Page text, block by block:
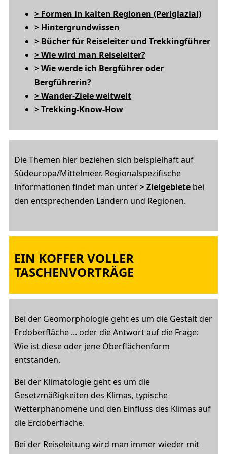
> Formen in kalten Regionen (Periglazial)
> Hintergrundwissen
> Bücher für Reiseleiter und Trekkingführer
> Wie wird man Reiseleiter?
> Wie werde ich Bergführer oder
Bergführerin?
> Wander-Ziele weltweit
> Trekking-Know-How
Die Themen hier beziehen sich beispielhaft auf
Südeuropa/Mittelmeer. Regionalspezifische
Informationen findet man unter> Zielgebiete bei
den entsprechenden Ländern und Regionen.
EIN KOFFER VOLLER
TASCHENVORTRÄGE
Bei der Geomorphologie geht es um die Gestalt der
Erdoberfläche ... oder die Antwort auf die Frage:
Wie ist diese oder jene Oberflächenform
entstanden.
Bei der Klimatologie geht es um die
Gesetzmäßigkeiten des Klimas, typische
Wetterphänomene und den Einfluss des Klimas auf
die Erdoberfläche.
Bei der Reiseleitung wird man immer wieder mit